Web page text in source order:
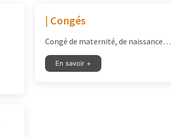
| Congés
Congé de maternité, de naissance…
En savoir +